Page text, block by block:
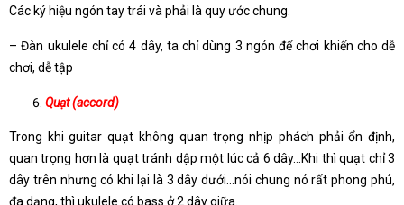
Các ký hiệu ngón tay trái và phải là quy ước chung.
– Đàn ukulele chỉ có 4 dây, ta chỉ dùng 3 ngón để chơi khiến cho dễ
chơi, dễ tập
Quạt (accord)
Trong khi guitar quạt không quan trọng nhịp phách phải ổn định,
quan trọng hơn là quạt tránh dập một lúc cả 6 dây…Khi thì quạt chỉ 3
dây trên nhưng có khi lại là 3 dây dưới…nói chung nó rất phong phú,
đa dạng, thì ukulele có bass ở 2 dây giữa.